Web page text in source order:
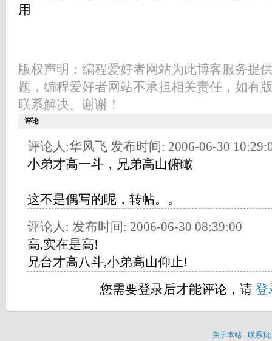
用
版权声明：编程爱好者网站为此博客服务提
题，编程爱好者网站不承担相关责任，如有
联系解决。谢谢！
评论
评论人:华风飞 发布时间: 2006-06-30
小弟才高一斗，兄弟高山俯瞰
这不是偶写的呢，转帖。。
评论人: 发布时间: 2006-06-30 08:39:00
高,实在是高!
兄台才高八斗,小弟高山仰止!
您需要登录后才能评论，请 登
关于本站 - 联系我